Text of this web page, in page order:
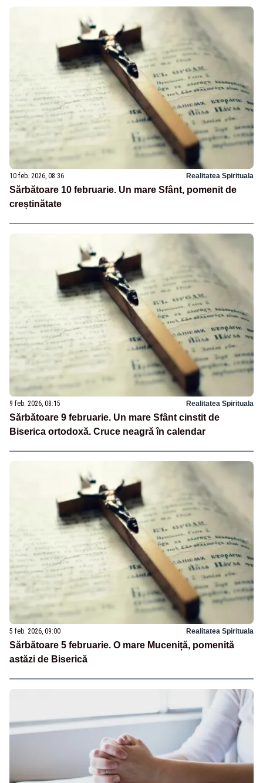
10 feb. 2026, 08:36 Realitatea Spirituala
Sărbătoare 10 februarie. Un mare Sfânt, pomenit de
creștinătate
9 feb. 2026, 08:15 Realitatea Spirituala
Sărbătoare 9 februarie. Un mare Sfânt cinstit de
Biserica ortodoxă. Cruce neagră în calendar
5 feb. 2026, 09:00 Realitatea Spirituala
Sărbătoare 5 februarie. O mare Muceniță, pomenită
astăzi de Biserică